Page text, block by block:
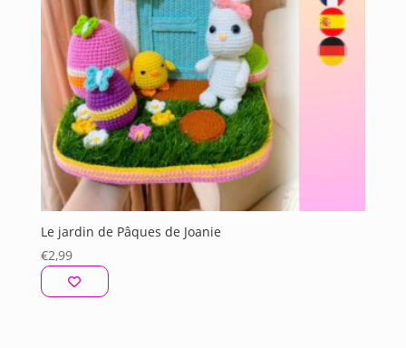
Le jardin de Pâques de Joanie
€2,99